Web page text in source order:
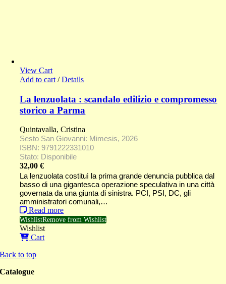
View Cart
Add to cart / Details
La lenzuolata : scandalo edilizio e compromesso
storico a Parma
Quintavalla, Cristina
Sesto San Giovanni: Mimesis, 2026
ISBN: 9791222331010
Stato: Disponibile
32,00€
La lenzuolata costituì la prima grande denuncia pubblica dal
basso di una gigantesca operazione speculativa in una città
governata da una giunta di sinistra. PCI, PSI, DC, gli
amministratori comunali,…
Read more
WishlistRemove from Wishlist
Wishlist
Cart
Back to top
Catalogue